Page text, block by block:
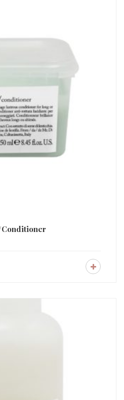
Conditioner